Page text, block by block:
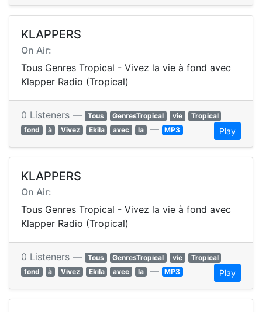
KLAPPERS
On Air:
Tous Genres Tropical - Vivez la vie à fond avec
Klapper Radio (Tropical)
0 Listeners — Tous GenresTropical vie
Tropical
fond
à Vivez Ekila avec la — MP3 Play
KLAPPERS
On Air:
Tous Genres Tropical - Vivez la vie à fond avec
Klapper Radio (Tropical)
0 Listeners — Tous GenresTropical vie
Tropical
fond
à Vivez Ekila avec la — MP3 Play